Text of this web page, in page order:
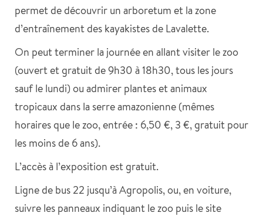
permet de découvrir un arboretum et la zone
d’entraînement des kayakistes de Lavalette.
On peut terminer la journée en allant visiter le zoo
(ouvert et gratuit de 9h30 à 18h30, tous les jours
sauf le lundi) ou admirer plantes et animaux
tropicaux dans la serre amazonienne (mêmes
horaires que le zoo, entrée : 6,50 €, 3 €, gratuit pour
les moins de 6 ans).
L’accès à l’exposition est gratuit.
Ligne de bus 22 jusqu’à Agropolis, ou, en voiture,
suivre les panneaux indiquant le zoo puis le site